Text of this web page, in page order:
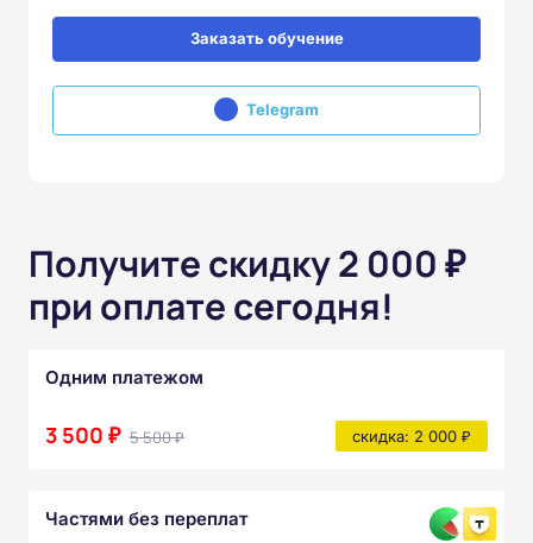
Заказать обучение
Telegram
Получите скидку 2 000 ₽
при оплате сегодня!
Одним платежом
3 500 ₽ 5 500 ₽ скидка: 2 000 ₽
Частями без переплат